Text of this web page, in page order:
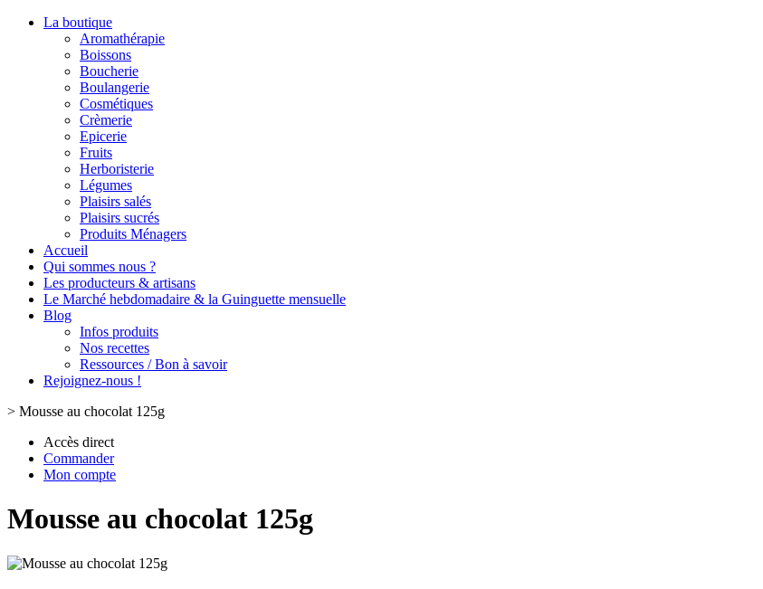
La boutique
Aromathérapie
Boissons
Boucherie
Boulangerie
Cosmétiques
Crèmerie
Epicerie
Fruits
Herboristerie
Légumes
Plaisirs salés
Plaisirs sucrés
Produits Ménagers
Accueil
Qui sommes nous ?
Les producteurs & artisans
Le Marché hebdomadaire & la Guinguette mensuelle
Blog
Infos produits
Nos recettes
Ressources / Bon à savoir
Rejoignez-nous !
> Mousse au chocolat 125g
Accès direct
Commander
Mon compte
Mousse au chocolat 125g